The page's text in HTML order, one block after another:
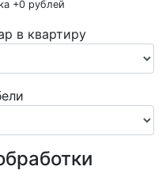
+0 рублей
в квартиру